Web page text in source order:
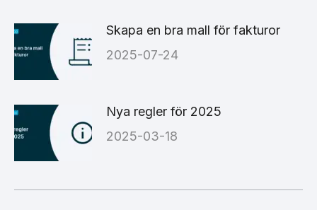
Skapa en bra mall för fakturor
2025-07-24
Nya regler för 2025
2025-03-18